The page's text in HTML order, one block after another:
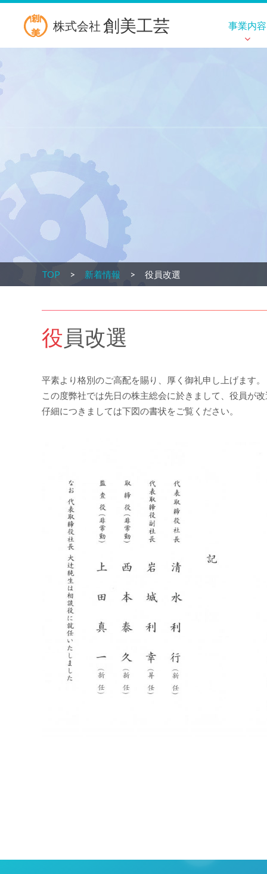
株式会社 創美工芸 事業内容
TOP 新着情報 役員改選
役員改選
平素より格別のご高配を賜り、厚く御礼申し上げます。
この度弊社では先日の株主総会に於きまして、役員が
仔細につきましては下図の書状をご覧ください。